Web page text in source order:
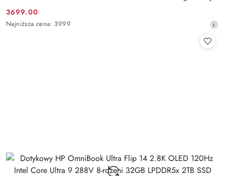
Cena
promocyjna:
3699.00
Najniższa
Najniższa cena: 3999